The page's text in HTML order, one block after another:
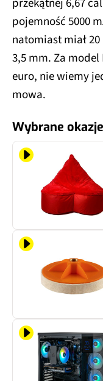
pojemność 5000
natomiast miał
3,5 mm. Za model
euro, nie wiemy
mowa.
Wybrane